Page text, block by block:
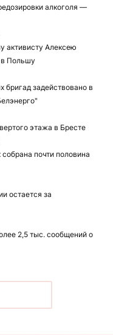
алкоголя —
активисту Алексею
в Польшу
бригад задействовано в
этажа в Бресте
почти половина
остается за
2,5 тыс. сообщений о